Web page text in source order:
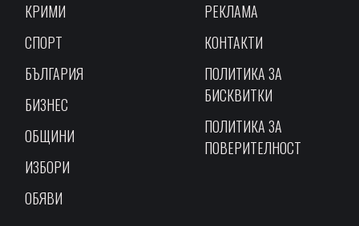
КРИМИ
СПОРТ
БЪЛГАРИЯ
БИЗНЕС
ОБЩИНИ
ИЗБОРИ
ОБЯВИ
РЕКЛАМА
КОНТАКТИ
ПОЛИТИКА ЗА
БИСКВИТКИ
ПОЛИТИКА ЗА
ПОВЕРИТЕЛНОСТ